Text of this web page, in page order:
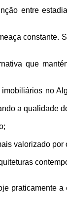
entre
que
no
a qualidade
valorizado
praticamente